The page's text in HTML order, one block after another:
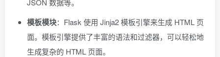
JSON 数据等。
模板模块：Flask 使用 Jinja2 模板引擎来生成 HTML 页
面。模板引擎提供了丰富的语法和过滤器，可以轻松地
生成复杂的 HTML 页面。